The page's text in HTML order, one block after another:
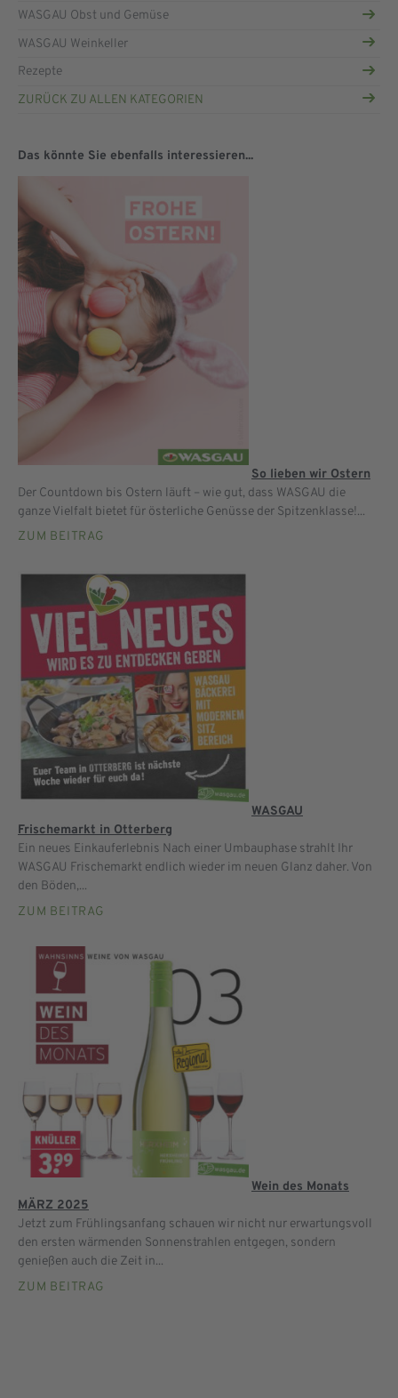
WASGAU Obst und Gemüse
WASGAU Weinkeller
Rezepte
ZURÜCK ZU ALLEN KATEGORIEN
Das könnte Sie ebenfalls interessieren...
So lieben wir Ostern
Der Countdown bis Ostern läuft – wie gut, dass WASGAU die
ganze Vielfalt bietet für österliche Genüsse der Spitzenklasse!...
ZUM BEITRAG
WASGAU
Frischemarkt in Otterberg
Ein neues Einkauferlebnis Nach einer Umbauphase strahlt Ihr
WASGAU Frischemarkt endlich wieder im neuen Glanz daher. Von
den Böden,...
ZUM BEITRAG
Wein des Monats
MÄRZ 2025
Jetzt zum Frühlingsanfang schauen wir nicht nur erwartungsvoll
den ersten wärmenden Sonnenstrahlen entgegen, sondern
genießen auch die Zeit in...
ZUM BEITRAG